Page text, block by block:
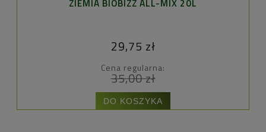
ZIEMIA BIOBIZZ ALL-MIX 20L
29,75 zł
Cena regularna:
35,00 zł
DO KOSZYKA